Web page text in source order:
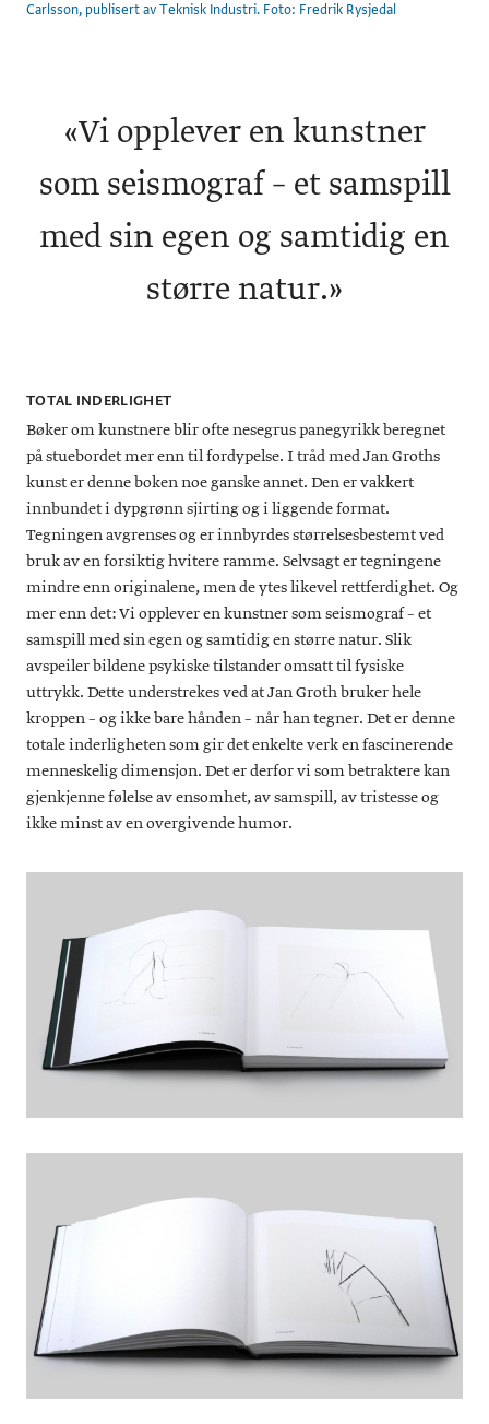
Carlsson, publisert av Teknisk Industri. Foto: Fredrik Rysjedal
«Vi opplever en kunstner
som seismograf – et samspill
med sin egen og samtidig en
større natur.»
TOTAL INDERLIGHET
Bøker om kunstnere blir ofte nesegrus panegyrikk beregnet
på stuebordet mer enn til fordypelse. I tråd med Jan Groths
kunst er denne boken noe ganske annet. Den er vakkert
innbundet i dypgrønn sjirting og i liggende format.
Tegningen avgrenses og er innbyrdes størrelsesbestemt ved
bruk av en forsiktig hvitere ramme. Selvsagt er tegningene
mindre enn originalene, men de ytes likevel rettferdighet. Og
mer enn det: Vi opplever en kunstner som seismograf – et
samspill med sin egen og samtidig en større natur. Slik
avspeiler bildene psykiske tilstander omsatt til fysiske
uttrykk. Dette understrekes ved at Jan Groth bruker hele
kroppen – og ikke bare hånden – når han tegner. Det er denne
totale inderligheten som gir det enkelte verk en fascinerende
menneskelig dimensjon. Det er derfor vi som betraktere kan
gjenkjenne følelse av ensomhet, av samspill, av tristesse og
ikke minst av en overgivende humor.